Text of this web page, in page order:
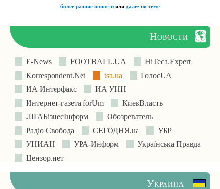
более ранние новости или далее по теме
Новости
E-News FOOTBALL.UA
HiTech.Expert
Korrespondent.Net
tsn.ua
ГолосUA
ИА Интерфакс
ИА УНН
Интернет-газета forUm
КиевВласть
ЛIГАБiзнесIнформ
Обозреватель
Радіо Свобода
СЕГОДНЯ.ua
УБР
УНИАН
УРА-Информ
Українська Правда
Цензор.нет
Украина